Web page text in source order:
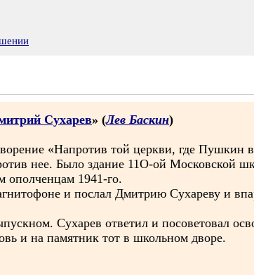
Сухарев» (Лев Баскин)
«Напротив той церкви, где Пушкин
нее. Было здание 11О-ой Московской
ополченцам 1941-го.
и послал Дмитрию Сухареву и
Сухарев ответил и посоветовал
и на памятник тот в школьном дворе.